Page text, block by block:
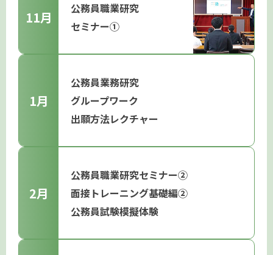
11月
公務員職業研究
セミナー①
1月
公務員業務研究
グループワーク
出願方法レクチャー
2月
公務員職業研究セミナー②
面接トレーニング基礎編②
公務員試験模擬体験